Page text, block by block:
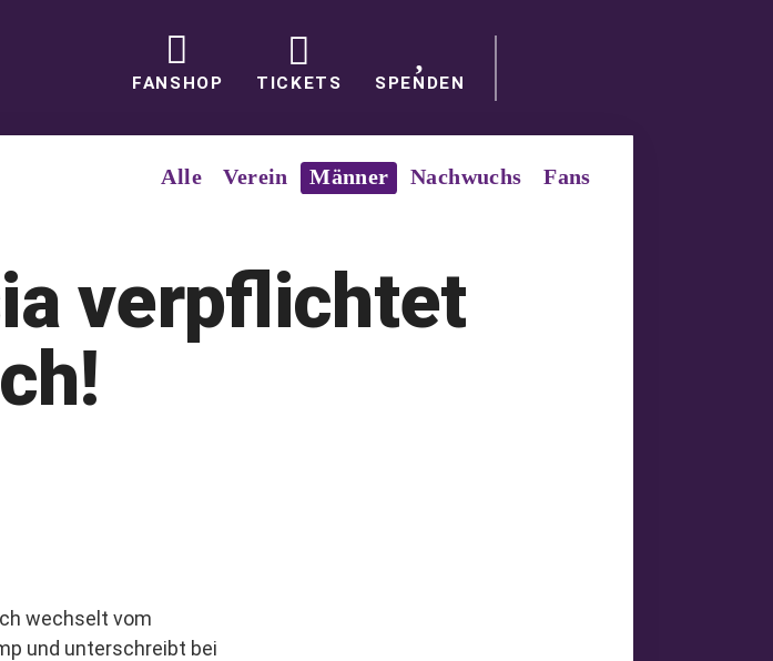
FANSHOP TICKETS SPENDEN
Alle Verein Männer Nachwuchs Fans
verpflichtet
wechselt vom
und unterschreibt bei